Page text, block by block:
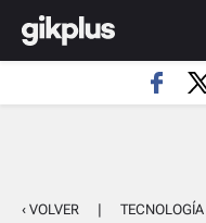
‹ VOLVER | TECNOLOGÍA